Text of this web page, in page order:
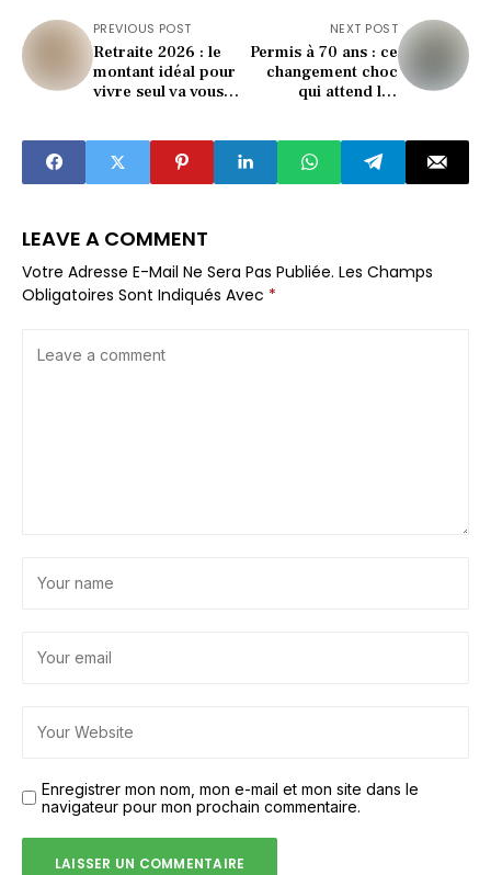
PREVIOUS POST
Retraite 2026 : le
montant idéal pour
vivre seul va vous
NEXT POST
Permis à 70 ans : ce
changement choc
qui attend les
LEAVE A COMMENT
Votre Adresse E-Mail Ne Sera Pas Publiée. Les Champs
Obligatoires Sont Indiqués Avec *
Enregistrer mon nom, mon e-mail et mon site dans le
navigateur pour mon prochain commentaire.